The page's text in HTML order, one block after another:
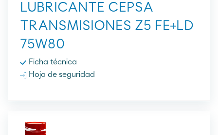
LUBRICANTE CEPSA
TRANSMISIONES Z5 FE+LD
75W80
Ficha técnica
Hoja de seguridad